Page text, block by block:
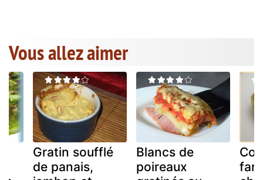
Vous allez aimer
Gratin soufflé
de panais,
Blancs de
poireaux